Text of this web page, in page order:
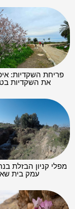
פריחת השקדיות:
את השקדיות
מפלי קניון הבזלת
עמק בית